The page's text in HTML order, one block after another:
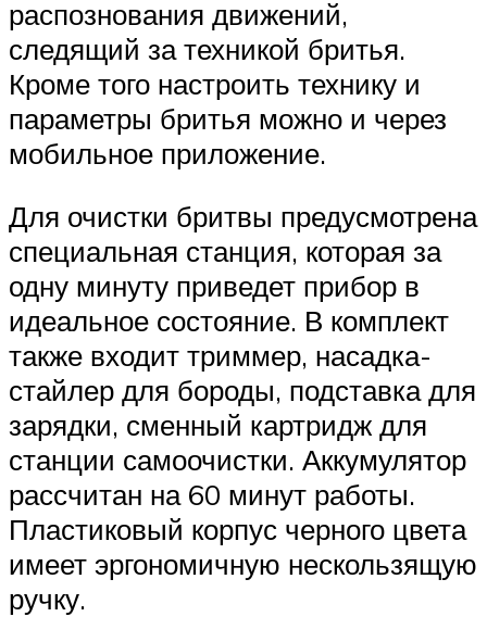
распознования движений,
следящий за техникой бритья.
Кроме того настроить технику и
параметры бритья можно и через
мобильное приложение.
Для очистки бритвы предусмотрена
специальная станция, которая за
одну минуту приведет прибор в
идеальное состояние. В комплект
также входит триммер, насадка-
стайлер для бороды, подставка для
зарядки, сменный картридж для
станции самоочистки. Аккумулятор
рассчитан на 60 минут работы.
Пластиковый корпус черного цвета
имеет эргономичную нескользящую
ручку.